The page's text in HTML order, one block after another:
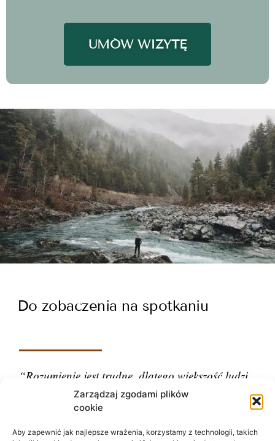
Zarządzaj zgodami plików
cookie
Aby zapewnić jak najlepsze wrażenia, korzystamy z technologii, takich
UMÓW WIZYTĘ
Do zobaczenia na spotkaniu
“Rozumienie jest trudne, dlatego większość ludzi
– Carl Gustav Jung